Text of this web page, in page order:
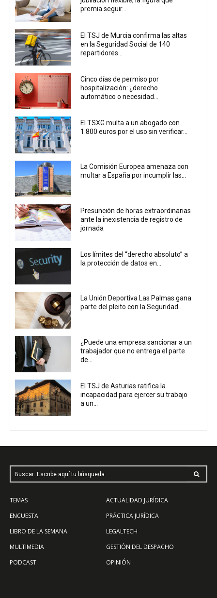
premia seguir...
El TSJ de Murcia confirma las altas
en la Seguridad Social de 140
repartidores...
Cinco días de permiso por
hospitalización: ¿derecho
automático o necesidad...
El TSXG multa a un abogado con
1.800 euros por el uso sin verificar...
La Comisión Europea amenaza con
multar a España por incumplir las...
Presunción de horas extraordinarias
ante la inexistencia de registro de
jornada
Los límites del “derecho absoluto” a
la protección de datos en...
La Unión Deportiva Las Palmas gana
parte del pleito con la Seguridad...
¿Puede una empresa sancionar a un
trabajador que no entrega el parte
de...
El TSJ de Asturias ratifica la
incapacidad para ejercer su trabajo
a un...
Buscar: Escribe aquí tu búsqueda
TEMAS
ENCUESTA
LIBRO DE LA SEMANA
MULTIMEDIA
PODCAST
ACTUALIDAD JURÍDICA
PRÁCTICA JURÍDICA
LEGALTECH
GESTIÓN DEL DESPACHO
OPINIÓN